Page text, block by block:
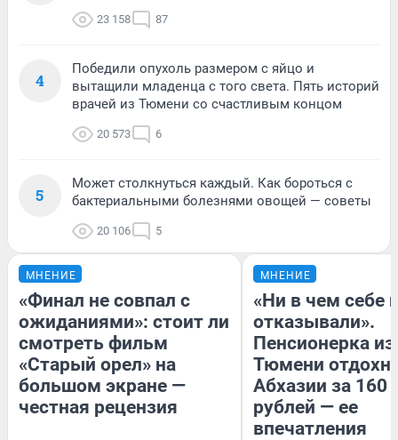
23 158 87
4
Победили опухоль размером с яйцо и
вытащили младенца с того света. Пять историй
врачей из Тюмени со счастливым концом
20 573 6
5
Может столкнуться каждый. Как бороться с
бактериальными болезнями овощей — советы
20 106 5
МНЕНИЕ
«Финал не совпал с
ожиданиями»: стоит ли
смотреть фильм
«Старый орел» на
большом экране —
честная рецензия
МНЕНИЕ
«Ни в чем себе
отказывали».
Пенсионерка из
Тюмени
Абхазии за 160
рублей — ее
впечатления